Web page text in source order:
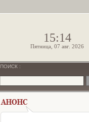
15:14
Пятница, 07 авг. 2026
ПОИСК :